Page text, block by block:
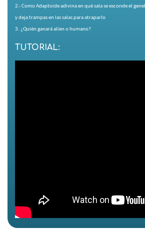
2.- Como Adaptoide adivina en qué sala se esconde el
y deja trampas en las salas para atraparlo
3. ¿Quién ganará alíen o humano?
TUTORIAL: